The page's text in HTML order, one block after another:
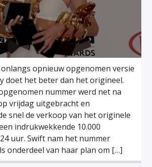
onlangs opnieuw opgenomen versie
doet het beter dan het origineel.
nummer werd net na
vrijdag uitgebracht en
snel de verkoop van het originele
indrukwekkende 10.000
uur. Swift nam het nummer
onderdeel van haar plan om […]